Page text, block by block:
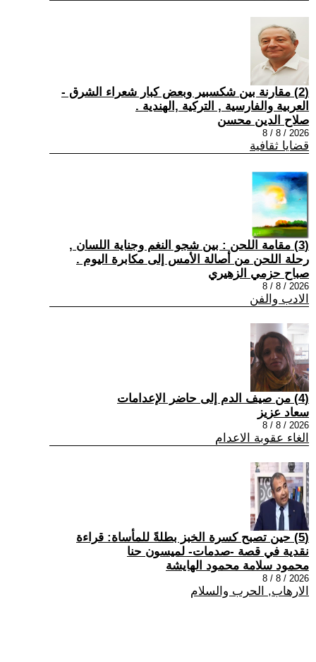
(2) مقارنة بين شكسبير وبعض كبار شعراء الشرق -
العربية والفارسية , التركية ,الهندية .
صلاح الدين محسن
2026 / 8 / 8
قضايا ثقافية
(3) مقامة اللحن : بين شجو النغم وجناية اللسان ,
رحلة اللحن من أصالة الأمس إلى مكابرة اليوم .
صباح حزمي الزهيري
2026 / 8 / 8
الادب والفن
(4) من صيف الدم إلى حاضر الإعدامات
سعاد عزيز
2026 / 8 / 8
الغاء عقوبة الاعدام
(5) حين تصبح كسرة الخبز بطلةً للمأساة: قراءة
نقدية في قصة -صدمات- لميسون حنا
محمود سلامة محمود الهايشة
2026 / 8 / 8
الارهاب, الحرب والسلام